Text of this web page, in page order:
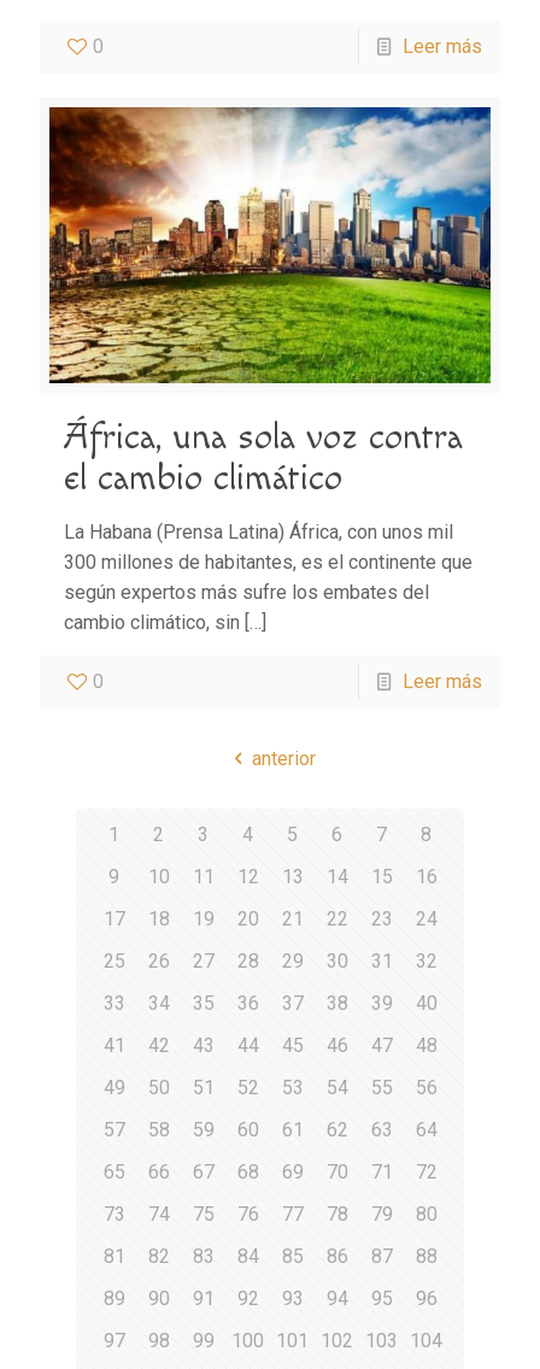
0 Leer más
África, una sola voz contra
el cambio climático
La Habana (Prensa Latina) África, con unos mil
300 millones de habitantes, es el continente que
según expertos más sufre los embates del
cambio climático, sin […]
0 Leer más
anterior
1 2 3 4 5 6 7
8
9
10 11 12 13 14 15
16
17
18 19 20 21 22 23
24
25
26 27 28 29 30 31
32
33
34 35 36 37 38 39
40
41
42 43 44 45 46 47
48
49
50 51 52 53 54 55
56
57
58 59 60 61 62 63
64
65
66 67 68 69 70 71
72
73
74 75 76 77 78 79
80
81
82 83 84 85 86 87
88
89
90 91 92 93 94 95
96
97
98 99 100 101 102 103
104